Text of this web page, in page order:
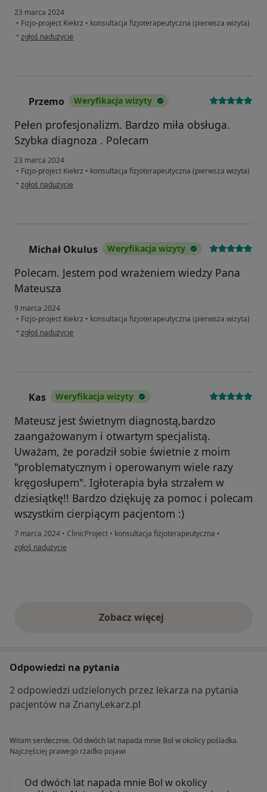
23 marca 2024
• Fizjo-project Kiekrz • konsultacja fizjoterapeutyczna (pierwsza wizyta)
• w opinii użytkownika PP
zgłoś nadużycie
Przemo Weryfikacja wizyty
Pełen profesjonalizm. Bardzo miła obsługa.
Szybka diagnoza . Polecam
23 marca 2024
• Fizjo-project Kiekrz • konsultacja fizjoterapeutyczna (pierwsza wizyta)
• w opinii użytkownika Przemo
zgłoś nadużycie
Michał Okulus Weryfikacja wizyty
Polecam. Jestem pod wrażeniem wiedzy Pana
Mateusza
9 marca 2024
• Fizjo-project Kiekrz • konsultacja fizjoterapeutyczna (pierwsza wizyta)
• w opinii użytkownika Michał Okulus
zgłoś nadużycie
Kas Weryfikacja wizyty
Mateusz jest świetnym diagnostą,bardzo
zaangażowanym i otwartym specjalistą.
Uważam, że poradził sobie świetnie z moim
"problematycznym i operowanym wiele razy
kręgosłupem". Igłoterapia była strzałem w
dziesiątkę!! Bardzo dziękuję za pomoc i polecam
wszystkim cierpiącym pacjentom :)
7 marca 2024 • ClinicProject • konsultacja fizjoterapeutyczna •
w opinii użytkownika Kas
zgłoś nadużycie
Zobacz więcejopinie powyżej
Odpowiedzi na pytania
2 odpowiedzi udzielonych przez lekarza na pytania
pacjentów na ZnanyLekarz.pl
Witam serdecznie. Od dwóch lat napada mnie Bol w okolicy pośladka.
Najczęściej prawego rzadko pojawi
Od dwóch lat napada mnie Bol w okolicy